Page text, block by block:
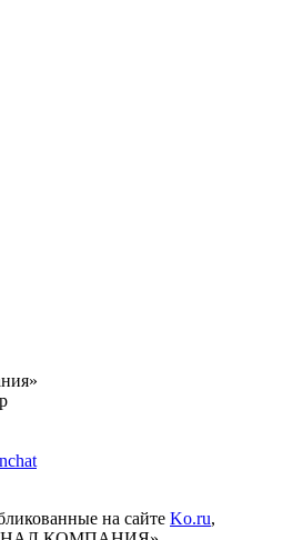
на сайте Ko.ru,